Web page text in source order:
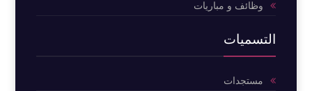
وظائف و مباريات
التسميات
مستجدات